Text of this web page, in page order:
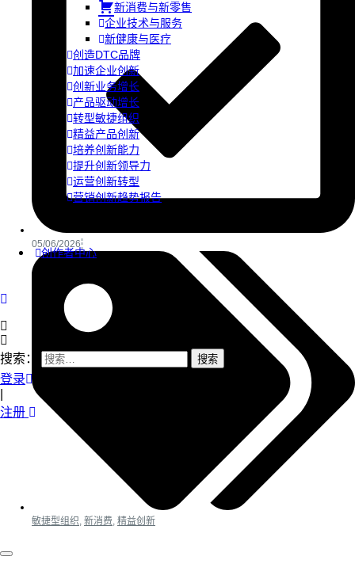
新消费与新零售
企业技术与服务
新健康与医疗
创造DTC品牌
加速企业创新
创新业务增长
产品驱动增长
转型敏捷组织
精益产品创新
培养创新能力
提升创新领导力
运营创新转型
营销创新趋势报告
创作者中心
搜索：
登录
注册
05/06/2026
敏捷型组织 新消费 精益创新